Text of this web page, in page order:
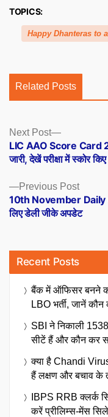
TOPICS:
Happy Dhanteras to
Related Posts
Posts
navigation
Previous Post
post:
10th November Daily
लिए डेली जीके अपडेट
Next Post
Next
post:
LIC AAO Score Card
जारी, देखें परीक्षा में स्कोर किए
Recent Posts
बैंक में ऑफिसर बनने
LBO भर्ती, जानें
SBI ने निकाली
सीटें हैं और कौन कर
क्या है Chandi
हैं लक्षण और बचाव के
IBPS RRB क्लर्क
करें प्रीलिम्स-मेंस